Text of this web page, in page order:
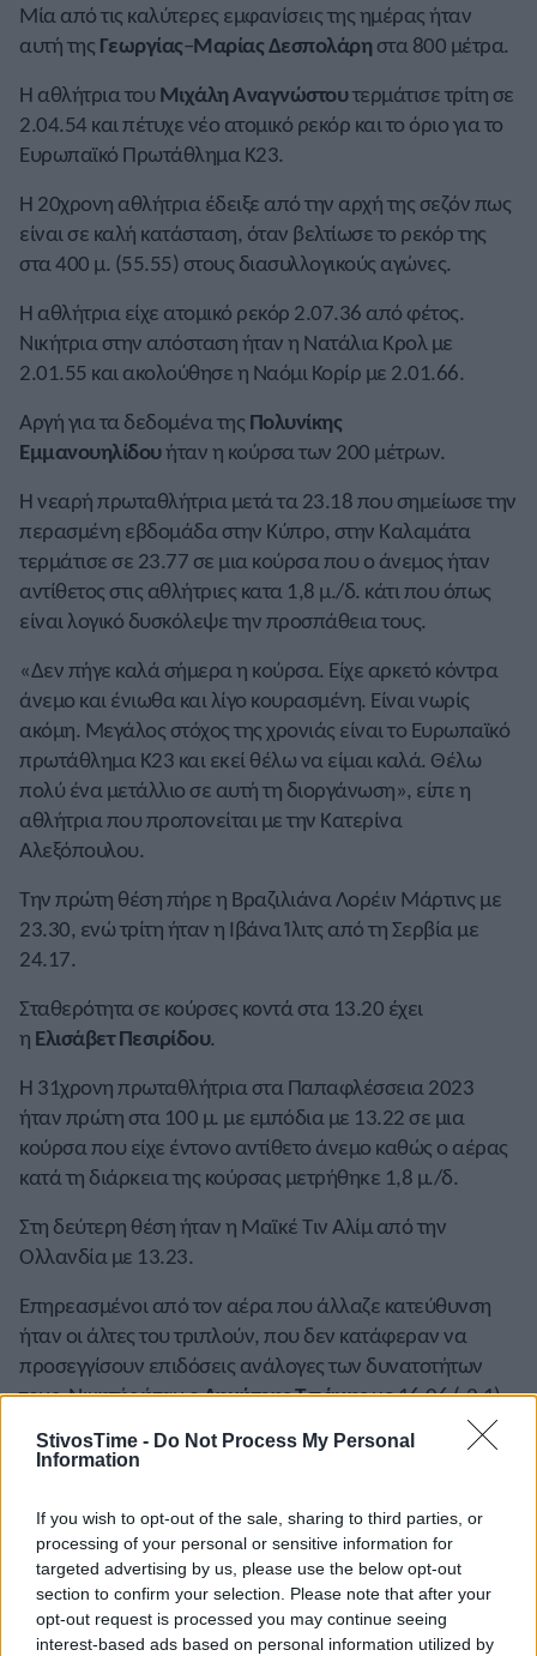
StivosTime - Do Not Process My Personal
Information
If you wish to opt-out of the sale, sharing to third parties, or
processing of your personal or sensitive information for
targeted advertising by us, please use the below opt-out
section to confirm your selection. Please note that after your
opt-out request is processed you may continue seeing
interest-based ads based on personal information utilized by
Μία από τις καλύτερες εμφανίσεις της ημέρας ήταν
αυτή της Γεωργίας–Μαρίας Δεσπολάρηστα 800 μέτρα.
Η αθλήτρια του Μιχάλη Αναγνώστουτερμάτισε τρίτη σε
2.04.54 και πέτυχε νέο ατομικό ρεκόρ και το όριο για το
Ευρωπαϊκό Πρωτάθλημα Κ23.
Η 20χρονη αθλήτρια έδειξε από την αρχή της σεζόν πως
είναι σε καλή κατάσταση, όταν βελτίωσε το ρεκόρ της
στα 400 μ. (55.55) στους διασυλλογικούς αγώνες.
Η αθλήτρια είχε ατομικό ρεκόρ 2.07.36 από φέτος.
Νικήτρια στην απόσταση ήταν η Νατάλια Κρολ με
2.01.55 και ακολούθησε η Ναόμι Κορίρ με 2.01.66.
Αργή για τα δεδομένα της Πολυνίκης
Εμμανουηλίδουήταν η κούρσα των 200 μέτρων.
Η νεαρή πρωταθλήτρια μετά τα 23.18 που σημείωσε την
περασμένη εβδομάδα στην Κύπρο, στην Καλαμάτα
τερμάτισε σε 23.77 σε μια κούρσα που ο άνεμος ήταν
αντίθετος στις αθλήτριες κατα 1,8 μ./δ. κάτι που όπως
είναι λογικό δυσκόλεψε την προσπάθεια τους.
«Δεν πήγε καλά σήμερα η κούρσα. Είχε αρκετό κόντρα
άνεμο και ένιωθα και λίγο κουρασμένη. Είναι νωρίς
ακόμη. Μεγάλος στόχος της χρονιάς είναι το Ευρωπαϊκό
πρωτάθλημα Κ23 και εκεί θέλω να είμαι καλά. Θέλω
πολύ ένα μετάλλιο σε αυτή τη διοργάνωση», είπε η
αθλήτρια που προπονείται με την Κατερίνα
Αλεξόπουλου.
Την πρώτη θέση πήρε η Βραζιλιάνα Λορέιν Μάρτινς με
23.30, ενώ τρίτη ήταν η Ιβάνα Ίλιτς από τη Σερβία με
24.17.
Σταθερότητα σε κούρσες κοντά στα 13.20 έχει
η Ελισάβετ Πεσιρίδου.
Η 31χρονη πρωταθλήτρια στα Παπαφλέσσεια 2023
ήταν πρώτη στα 100 μ. με εμπόδια με 13.22 σε μια
κούρσα που είχε έντονο αντίθετο άνεμο καθώς ο αέρας
κατά τη διάρκεια της κούρσας μετρήθηκε 1,8 μ./δ.
Στη δεύτερη θέση ήταν η Μαϊκέ Τιν Αλίμ από την
Ολλανδία με 13.23.
Επηρεασμένοι από τον αέρα που άλλαζε κατεύθυνση
ήταν οι άλτες του τριπλούν, που δεν κατάφεραν να
προσεγγίσουν επιδόσεις ανάλογες των δυνατοτήτων
τους. Νικητής ήταν οΔημήτρης Τσιάμηςμε 16,06 (-2,1)
με δύο ακόμη έγκυρα άλματα στα 15,63 μ. (-0,8) και
16,00 μ. (-0,7).
(Αρμενία) και στην τρίτη ο Ουνικρισάν (Ινδία) με 16,05 μ.
(-2,5). ΟΝίκος Ανδρικόπουλος είχε καλύτερο άλμα στα
15,72 μ. (-1,5) στην έκτη του προσπάθεια και οΑνδρέας
Πανταζήςακολούθησε στην πέμπτη θέση με 15,68 μ.